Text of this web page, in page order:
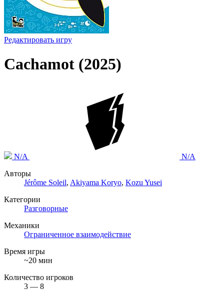
Редактировать игру
Cachamot (2025)
N/A
N/A
Авторы
Jérôme Soleil, Akiyama Koryo, Kozu Yusei
Категории
Разговорные
Механики
Ограниченное взаимодействие
Время игры
~20 мин
Количество игроков
3 — 8